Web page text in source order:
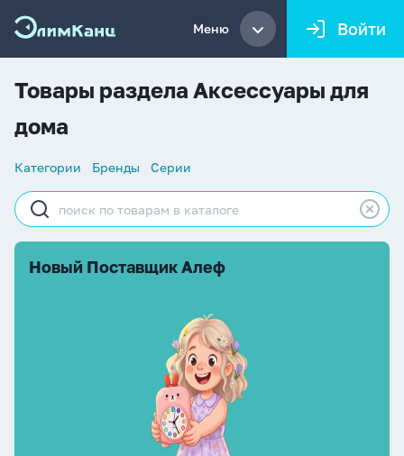
Меню Войти
Товары раздела Аксессуары для
дома
Список
Категории Бренды Серии
Строка
поиска
Новый Поставщик Алеф